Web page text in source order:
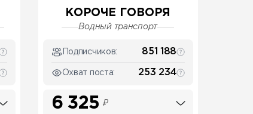
КОРОЧЕ ГОВОРЯ
Водный транспорт
Подписчиков: 851 188
Охват поста: 253 234
6 325 ₽